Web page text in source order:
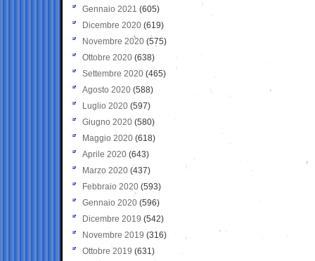
Gennaio 2021 (605)
Dicembre 2020 (619)
Novembre 2020 (575)
Ottobre 2020 (638)
Settembre 2020(465)
Agosto 2020 (588)
Luglio 2020 (597)
Giugno 2020 (580)
Maggio 2020 (618)
Aprile 2020 (643)
Marzo 2020 (437)
Febbraio 2020 (593)
Gennaio 2020 (596)
Dicembre 2019 (542)
Novembre 2019 (316)
Ottobre 2019 (631)